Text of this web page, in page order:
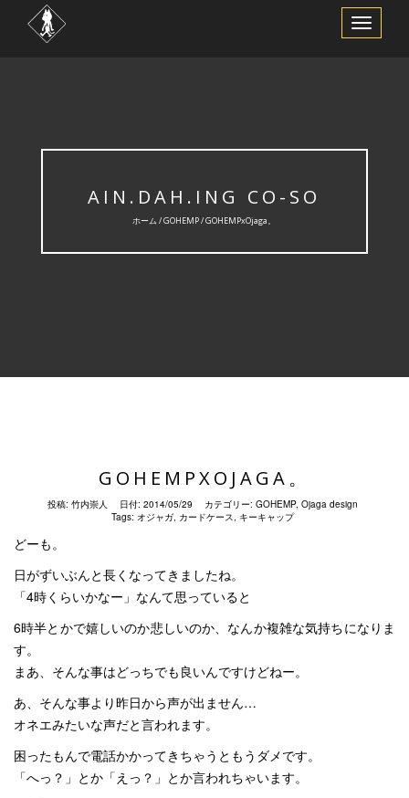
ナ
ビ
替
AIN.DAH.ING CO-SO
ホーム /GOHEMP/ GOHEMPxOjaga。
GOHEMPXOJAGA。
投稿: 竹内崇人 日付: 2014/05/29 カテゴリー: GOHEMP, Ojaga design
Tags: オジャガ, カードケース, キーキャップ
どーも。
日がずいぶんと長くなってきましたね。
「4時くらいかなー」なんて思っていると
6時半とかで嬉しいのか悲しいのか、なんか複雑な気持ちになりま
す。
まあ、そんな事はどっちでも良いんですけどねー。
あ、そんな事より昨日から声が出ません…
オネエみたいな声だと言われます。
困ったもんで電話かかってきちゃうともうダメです。
「へっ？」とか「えっ？」とか言われちゃいます。